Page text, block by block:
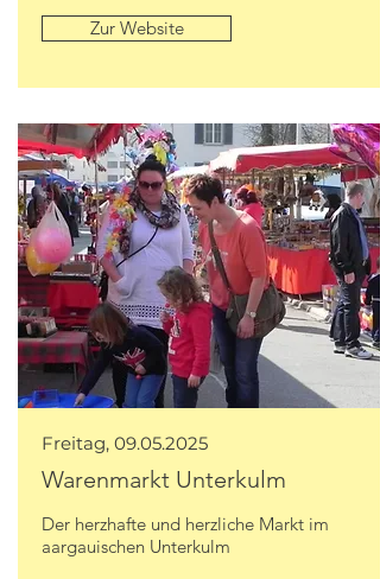
Zur Website
Freitag, 09.05.2025
Warenmarkt Unterkulm
Der herzhafte und herzliche Markt im
aargauischen Unterkulm